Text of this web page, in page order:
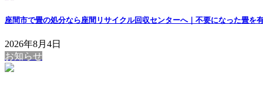
座間市で畳の処分なら座間リサイクル回収センターへ｜不要になった畳を
2026年8月4日
お知らせ